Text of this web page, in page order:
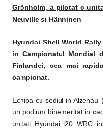
Grönholm, a pilotat o
Neuville si Hänninen.
Hyundai Shell World
in Campionatul Mondial
Finlandei, cea mai
campionat.
Echipa cu sediul in Alzenau
un podium binemeritat in
unitati Hyundai i20 WRC